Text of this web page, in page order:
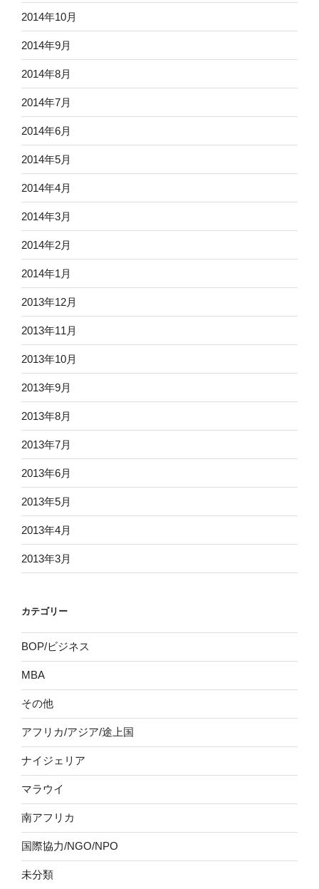
2014年10月
2014年9月
2014年8月
2014年7月
2014年6月
2014年5月
2014年4月
2014年3月
2014年2月
2014年1月
2013年12月
2013年11月
2013年10月
2013年9月
2013年8月
2013年7月
2013年6月
2013年5月
2013年4月
2013年3月
カテゴリー
BOP/ビジネス
MBA
その他
アフリカ/アジア/途上国
ナイジェリア
マラウイ
南アフリカ
国際協力/NGO/NPO
未分類